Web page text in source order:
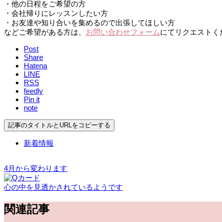
・他の日程をご希望の方
・会社帰りにレッスンしたい方
・お友達や知り合いを集めるので出張してほしい方
などご希望がある方は、 お問い合わせフォームにてリクエストく
Post
Share
Hatena
LINE
RSS
feedly
Pin it
note
記事のタイトルとURLをコピーする
新着情報
4月から変わります
心の中を見透かされているようです
関連記事